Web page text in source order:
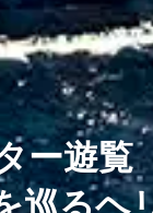
ー遊覧